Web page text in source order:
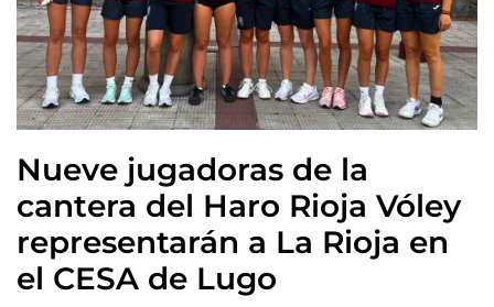
Nueve jugadoras de la
cantera del Haro Rioja Vóley
representarán a La Rioja en
el CESA de Lugo